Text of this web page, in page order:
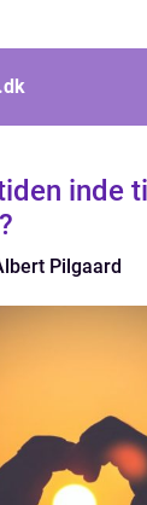
dk
inde
Pilgaard